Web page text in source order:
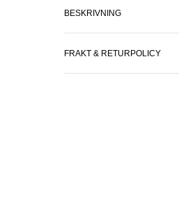
BESKRIVNING
FRAKT & RETURPOLICY